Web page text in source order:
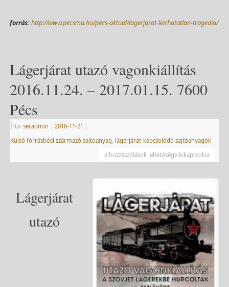
forrás:http://www.pecsma.hu/pecs-aktual/lagerjarat-leirhatatlan-tragedia/
Lágerjárat utazó vagonkiállítás
2016.11.24. – 2017.01.15. 7600
Pécs
Írta: secadmin 2016-11-21
Külső forrásbósl származó sajtóanyag, lágerjárat-kapcsolódó sajtóanyagok
a hozzászólások lehetősége kikapcsolva
Lágerjárat
utazó